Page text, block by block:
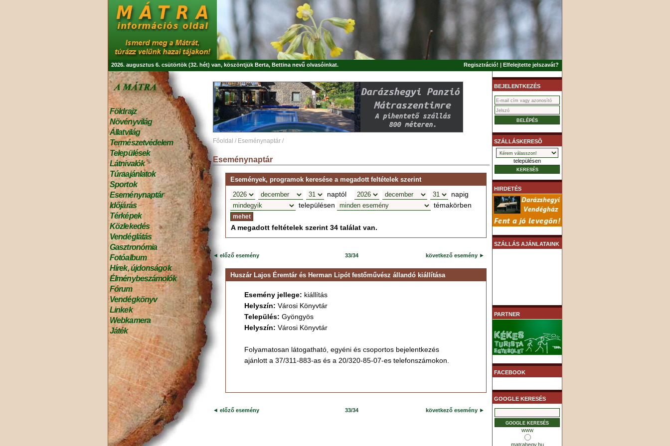
2026. augusztus 6. csütörtök (32. hét) van, köszöntjük Berta, Bettina nevű olvasóinkat. Regisztráció! | Elfelejtette jelszavát?
Földrajz
Növényvilág
Állatvilág
Természetvédelem
Települések
Látnivalók
Túraajánlatok
Sportok
Eseménynaptár
Időjárás
Térképek
Közlekedés
Vendéglátás
Gasztronómia
Fotóalbum
Hírek, újdonságok
Élménybeszámolók
Fórum
Vendégkönyv
Linkek
Webkamera
Játék
Főoldal / Eseménynaptár /
Eseménynaptár
Események, programok keresése a megadott feltételek szerint
naptól
napig
településen
témakörben
A megadott feltételek szerint 34 találat van.
◄ előző esemény 33/34 következő esemény ►
Huszár Lajos Éremtár és Herman Lipót festőművész állandó kiállítása
Esemény jellege: kiállítás
Helyszín: Városi Könyvtár
Település: Gyöngyös
Helyszín: Városi Könyvtár
Folyamatosan látogatható, egyéni és csoportos bejelentkezés
ajánlott a 37/311-883-as és a 20/320-85-07-es telefonszámokon.
◄ előző esemény 33/34 következő esemény ►
BEJELENTKEZÉS
SZÁLLÁSKERESÕ
településen
HIRDETÉS
SZÁLLÁS AJÁNLATAINK
PARTNER
FACEBOOK
GOOGLE KERESÉS
www
matrahegy.hu